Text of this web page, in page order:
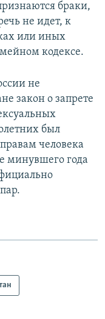
браки,
не идет, к
или иных
кодексе.
не
закон о запрете
был
человека
минувшего года